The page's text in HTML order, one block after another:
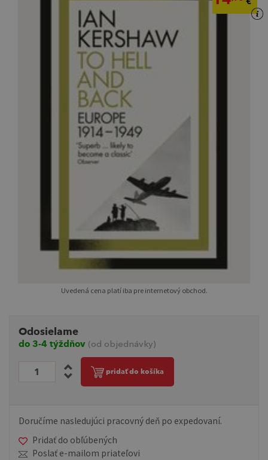
Uvedená cena platí iba pre internetový obchod.
Odosielame
do 3-4 týždňov (od objednávky)
pridať do košíka
Doručíme nasledujúci pracovný deň po expedovaní.
Pridať do obľúbených
Poslať e-mailom priateľovi